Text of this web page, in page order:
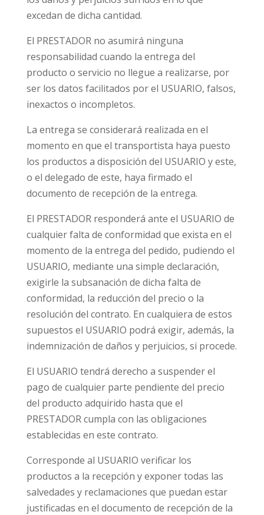
excedan de dicha cantidad.
El PRESTADOR no asumirá ninguna
responsabilidad cuando la entrega del
producto o servicio no llegue a realizarse, por
ser los datos facilitados por el USUARIO, falsos,
inexactos o incompletos.
La entrega se considerará realizada en el
momento en que el transportista haya puesto
los productos a disposición del USUARIO y este,
o el delegado de este, haya firmado el
documento de recepción de la entrega.
El PRESTADOR responderá ante el USUARIO de
cualquier falta de conformidad que exista en el
momento de la entrega del pedido, pudiendo el
USUARIO, mediante una simple declaración,
exigirle la subsanación de dicha falta de
conformidad, la reducción del precio o la
resolución del contrato. En cualquiera de estos
supuestos el USUARIO podrá exigir, además, la
indemnización de daños y perjuicios, si procede.
El USUARIO tendrá derecho a suspender el
pago de cualquier parte pendiente del precio
del producto adquirido hasta que el
PRESTADOR cumpla con las obligaciones
establecidas en este contrato.
Corresponde al USUARIO verificar los
productos a la recepción y exponer todas las
salvedades y reclamaciones que puedan estar
justificadas en el documento de recepción de la